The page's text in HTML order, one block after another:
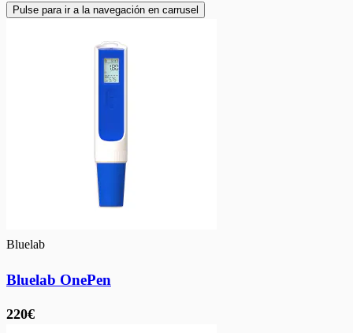
Pulse para ir a la navegación en carrusel
Bluelab
Bluelab OnePen
220€